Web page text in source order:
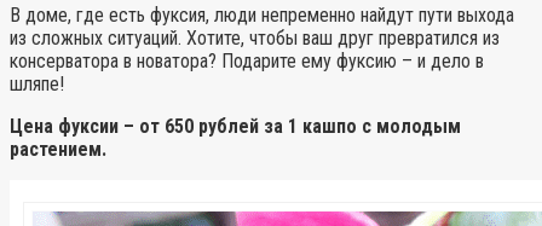
В доме, где есть фуксия, люди непременно найдут пути выхода
из сложных ситуаций. Хотите, чтобы ваш друг превратился из
консерватора в новатора? Подарите ему фуксию – и дело в
шляпе!
Цена фуксии – от 650 рублей за 1 кашпо с молодым
растением.